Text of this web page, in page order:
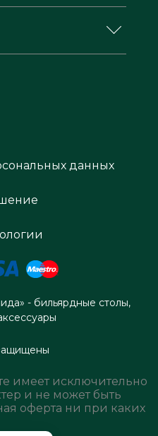
данных
- бильярдные столы,
имеет исключительно
и не может быть
оферта ни при каких